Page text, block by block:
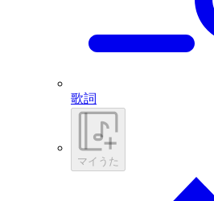
歌詞
マイうた